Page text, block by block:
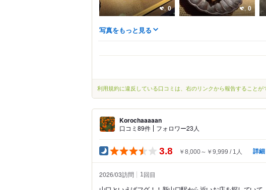
0 0
写真をもっと見る
利用規約に違反している口コミは、右のリンクから報告することが
Korochaaaaan
口コミ89件 フォロワー23人
3.8 ￥8,000～￥9,999 1人 詳細
2026/03訪問 1回目